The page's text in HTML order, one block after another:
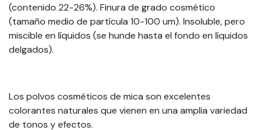
(contenido 22-26%). Finura de grado cosmético
(tamaño medio de partícula 10-100 um). Insoluble, pero
miscible en líquidos (se hunde hasta el fondo en líquidos
delgados).
Los polvos cosméticos de mica son excelentes
colorantes naturales que vienen en una amplia variedad
de tonos y efectos.